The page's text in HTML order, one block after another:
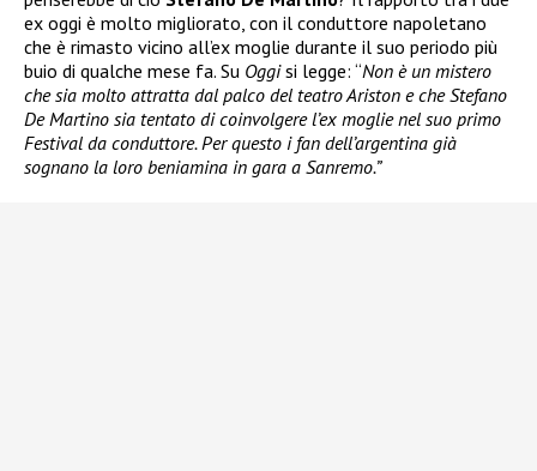
ex oggi è molto migliorato, con il conduttore napoletano
che è rimasto vicino all’ex moglie durante il suo periodo più
buio di qualche mese fa. Su Oggisi legge: “Non è un mistero
che sia molto attratta dal palco del teatro Ariston e che Stefano
De Martino sia tentato di coinvolgere l’ex moglie nel suo primo
Festival da conduttore. Per questo i fan dell’argentina già
sognano la loro beniamina in gara a Sanremo.”